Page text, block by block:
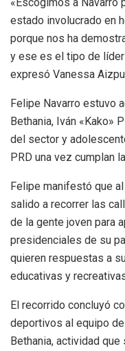
estado involucrado en
porque nos ha
y ese es el tipo de
expresó Vanessa
Felipe Navarro estuvo
Bethania, Iván «Kako»
del sector y
PRD una vez cumplan
Felipe manifestó que
salido a recorrer las
de la gente joven para
presidenciales de su
quieren respuestas a
educativas y
El recorrido concluyó
deportivos al equipo
Bethania, actividad